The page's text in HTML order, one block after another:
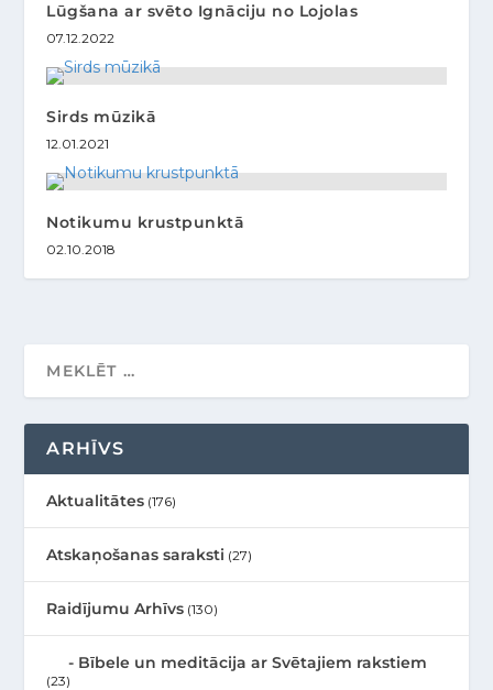
Lūgšana ar svēto Ignāciju no Lojolas
07.12.2022
Sirds mūzikā
12.01.2021
Notikumu krustpunktā
02.10.2018
ARHĪVS
Aktualitātes (176)
Atskaņošanas saraksti (27)
Raidījumu Arhīvs (130)
Bībele un meditācija ar Svētajiem rakstiem
(23)